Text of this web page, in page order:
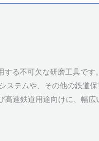
る不可欠な研磨工具です
テムや、その他の鉄道保
速鉄道用途向けに、幅広